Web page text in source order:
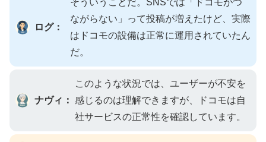
ログ：
ながらない」って投稿が増えたけど、実際
はドコモの設備は正常に運用されていたん
だ。
ナヴィ：
このような状況では、ユーザーが不安を
感じるのは理解できますが、ドコモは自
社サービスの正常性を確認しています。